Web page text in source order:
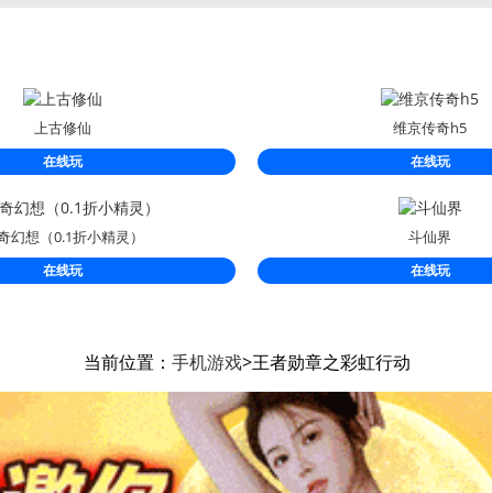
上古修仙
在线玩
维京传奇h5
在线玩
幻想（0.1折小精灵）
在线玩
斗仙界
在线玩
当前位置： 手机游戏>王者勋章之彩虹行动